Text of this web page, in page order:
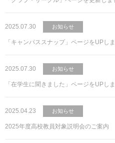
2025.07.30 お知らせ
「キャンパススナップ」ページをUPし
2025.07.30 お知らせ
「在学生に聞きました」ページをUPし
2025.04.23 お知らせ
2025年度高校教員対象説明会のご案内